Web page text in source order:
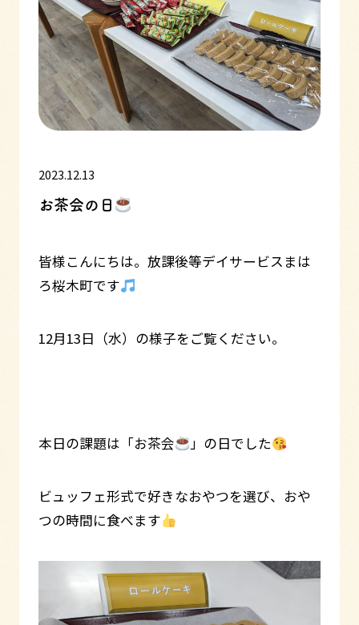
2023.12.13
お茶会の日
皆様こんにちは。放課後等デイサービスまは
ろ桜木町です
12月13日（水）の様子をご覧ください。
本日の課題は「お茶会 」の日でした
ビュッフェ形式で好きなおやつを選び、おや
つの時間に食べます